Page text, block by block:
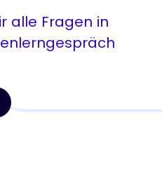
alle Fragen in